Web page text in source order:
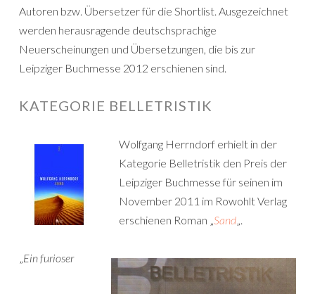
Autoren bzw. Übersetzer für die Shortlist. Ausgezeichnet
werden herausragende deutschsprachige
Neuerscheinungen und Übersetzungen, die bis zur
Leipziger Buchmesse 2012 erschienen sind.
KATEGORIE BELLETRISTIK
Wolfgang Herrndorf erhielt in der
Kategorie Belletristik den Preis der
Leipziger Buchmesse für seinen im
November 2011 im Rowohlt Verlag
erschienen Roman „Sand„.
„Ein furioser